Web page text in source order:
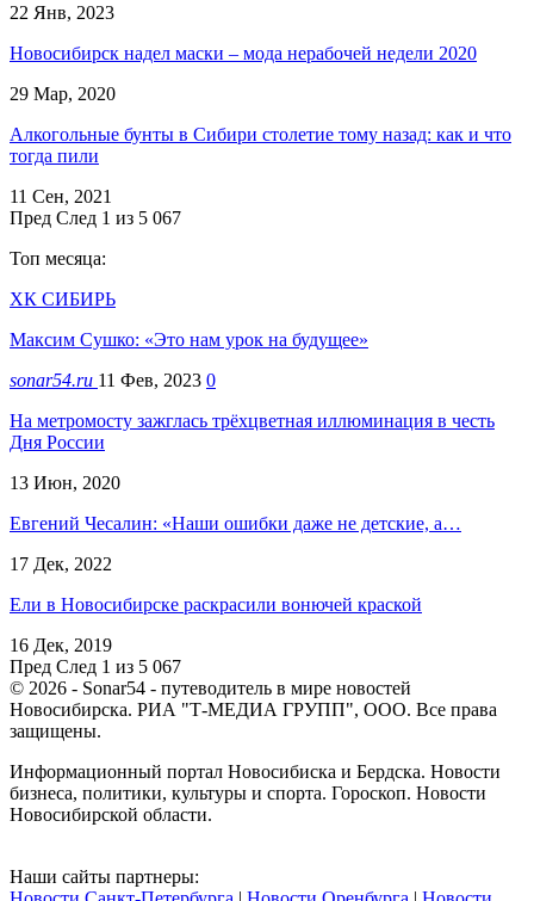
22 Янв, 2023
Новосибирск надел маски – мода нерабочей недели 2020
29 Мар, 2020
Алкогольные бунты в Сибири столетие тому назад: как и что
тогда пили
11 Сен, 2021
Пред След 1 из 5 067
Топ месяца:
ХК СИБИРЬ
Максим Сушко: «Это нам урок на будущее»
sonar54.ru 11 Фев, 2023 0
На метромосту зажглась трёхцветная иллюминация в честь
Дня России
13 Июн, 2020
Евгений Чесалин: «Наши ошибки даже не детские, а…
17 Дек, 2022
Ели в Новосибирске раскрасили вонючей краской
16 Дек, 2019
Пред След 1 из 5 067
© 2026 - Sonar54 - путеводитель в мире новостей
Новосибирска. РИА "Т-МЕДИА ГРУПП", ООО. Все права
защищены.
Информационный портал Новосибиска и Бердска. Новости
бизнеса, политики, культуры и спорта. Гороскоп. Новости
Новосибирской области.
Наши сайты партнеры: